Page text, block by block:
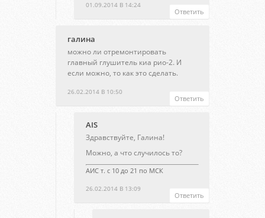
01.09.2014 В 14:24
Ответить
галина
26.02.2014 В 10:50
можно ли отремонтировать
главный глушитель киа рио-2. И
если можно, то как это сделать.
Ответить
AIS
26.02.2014 В 13:09
Здравствуйте, Галина!
Можно, а что случилось то?
АИС т. с 10 до 21 по МСК
Ответить